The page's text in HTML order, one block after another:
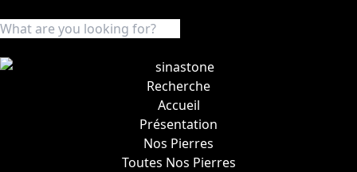
Recherche
Accueil
Présentation
Nos Pierres
Toutes Nos Pierres